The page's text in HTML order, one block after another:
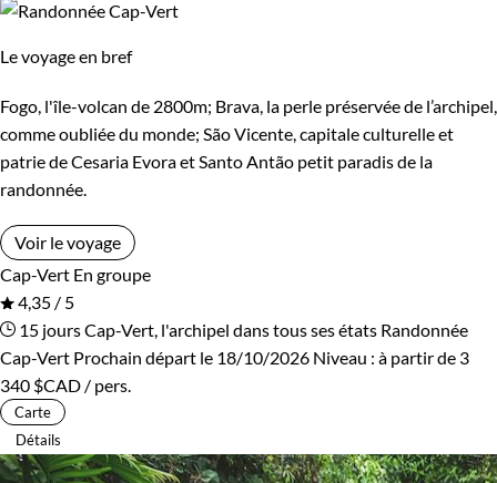
Le voyage en bref
Fogo, l'île-volcan de 2800m; Brava, la perle préservée de l’archipel,
comme oubliée du monde; São Vicente, capitale culturelle et
patrie de Cesaria Evora et Santo Antão petit paradis de la
randonnée.
Voir le voyage
Cap-Vert En groupe
4,35 / 5
15 joursCap-Vert, l'archipel dans tous ses états Randonnée
Cap-Vert Prochain départ le 18/10/2026 Niveau : à partir de 3
340 $CAD / pers.
Carte
Détails